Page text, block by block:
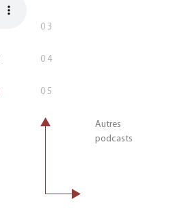
03
04
05
Autres
podcasts